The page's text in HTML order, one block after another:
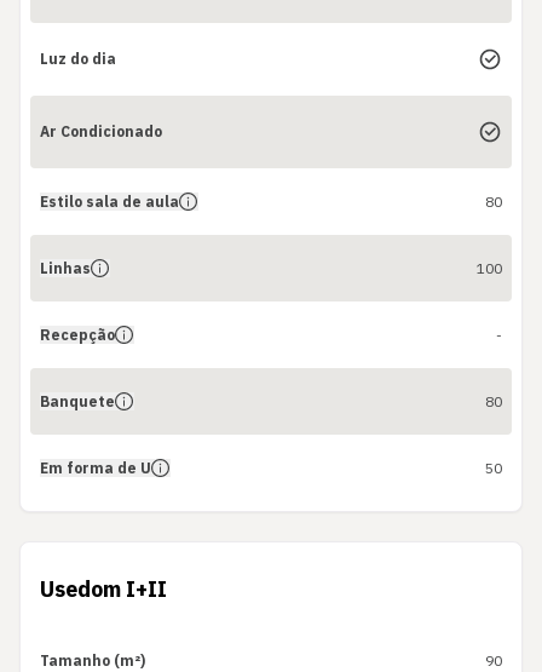
Luz do dia
Ar Condicionado
Estilo sala de aula 80
Linhas 100
Recepção -
Banquete 80
Em forma de U 50
Usedom I+II
Tamanho (m²) 90